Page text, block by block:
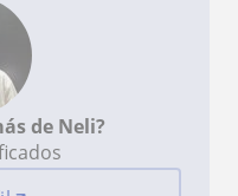
de Neli?